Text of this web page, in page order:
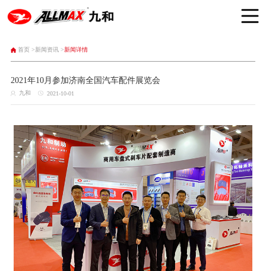
首页 >新闻资讯 >新闻详情
2021年10月参加济南全国汽车配件展览会
九和 2021-10-01